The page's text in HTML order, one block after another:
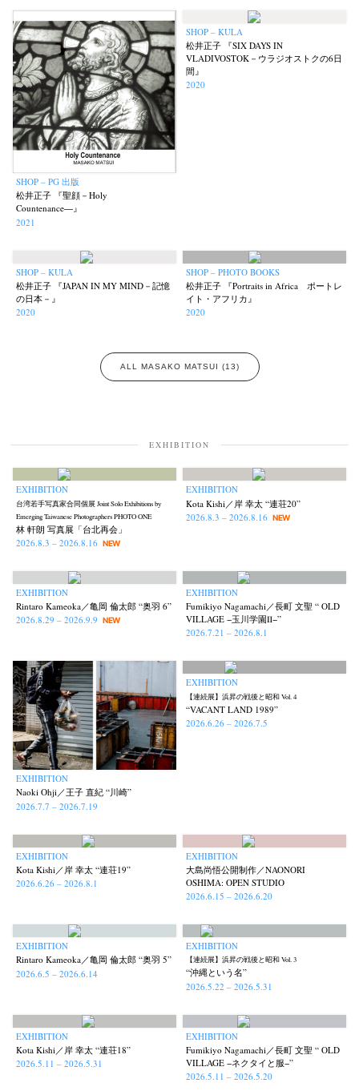
Akifumi Tanaka (7) Fumikiyo Nagamachi (27)
Kazuyuki Kawaguchi (42) Keiko Sasaoka
Mariko Takahashi (23) Masako Matsui
Naoki Ohji (66) Naonori Oshima
photographers' gallery File (16)
Postwar and Shōwa-Era
Review
SHOP – PG 出版
松井正子 『聖顔－Holy
Countenance―』
2021
SHOP – KULA
松井正子 『SIX DAYS IN
VLADIVOSTOK－ウラジオストクの6日
間』
2020
SHOP – KULA
松井正子 『JAPAN IN MY MIND－記憶
の日本－』
2020
SHOP – PHOTO BOOKS
松井正子 『Portraits in Africa ポートレ
イト・アフリカ』
2020
ALL MASAKO MATSUI (13)
EXHIBITION
EXHIBITION
台湾若手写真家合同個展 Joint Solo Exhibitions by
Emerging Taiwanese Photographers PHOTO ONE
林 軒朗 写真展「台北再会」
2026.8.3 – 2026.8.16
NEW
EXHIBITION
Kota Kishi／岸 幸太 “連荘20”
2026.8.3 – 2026.8.16 NEW
EXHIBITION
Rintaro Kameoka／亀岡 倫太郎 “奥羽 6”
2026.8.29 – 2026.9.9
NEW
EXHIBITION
Fumikiyo Nagamachi／長町 文聖 “ OLD
VILLAGE −玉川学園Ⅱ−”
2026.7.21 – 2026.8.1
EXHIBITION
Naoki Ohji／王子 直紀 “川崎”
2026.7.7 – 2026.7.19
EXHIBITION
【連続展】浜昇の戦後と昭和 Vol. 4
“VACANT LAND 1989”
2026.6.26 – 2026.7.5
EXHIBITION
Kota Kishi／岸 幸太 “連荘19”
2026.6.26 – 2026.8.1
EXHIBITION
大島尚悟公開制作／NAONORI
OSHIMA: OPEN STUDIO
2026.6.15 – 2026.6.20
EXHIBITION
Rintaro Kameoka／亀岡 倫太郎 “奥羽 5”
2026.6.5 – 2026.6.14
EXHIBITION
【連続展】浜昇の戦後と昭和 Vol. 3
“沖縄という名”
2026.5.22 – 2026.5.31
EXHIBITION
Kota Kishi／岸 幸太 “連荘18”
2026.5.11 – 2026.5.31
EXHIBITION
Fumikiyo Nagamachi／長町 文聖 “ OLD
VILLAGE −ネクタイと服−”
2026.5.11 – 2026.5.20